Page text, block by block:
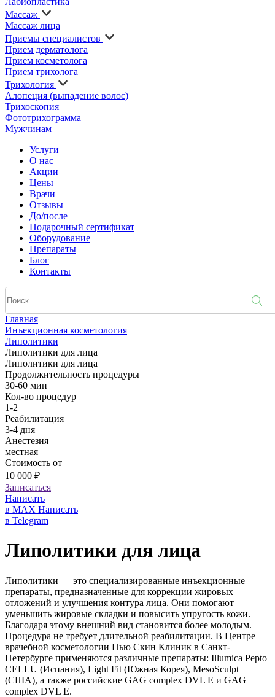
Массаж
Массаж лица
Приемы специалистов
Прием дерматолога
Прием косметолога
Прием трихолога
Трихология
Алопеция (выпадение волос)
Трихоскопия
Фототрихограмма
Мужчинам
Услуги
О нас
Акции
Цены
Врачи
Отзывы
До/после
Подарочный сертификат
Оборудование
Препараты
Блог
Контакты
Главная
Инъекционная косметология
Липолитики
Липолитики для лица
Липолитики для лица
Продолжительность процедуры
30-60 мин
Кол-во процедур
1-2
Реабилитация
3-4 дня
Анестезия
местная
Стоимость от
10 000 ₽
Записаться
Написать
в MAX Написать
в Telegram
Липолитики для лица
Липолитики — это специализированные инъекционные
препараты, предназначенные для коррекции жировых
отложений и улучшения контура лица. Они помогают
уменьшить жировые складки и повысить упругость кожи.
Благодаря этому внешний вид становится более молодым.
Процедура не требует длительной реабилитации. В Центре
врачебной косметологии Нью Скин Клиник в Санкт-
Петербурге применяются различные препараты: Illumica Pepto
CELLU (Испания), Light Fit (Южная Корея), MesoSculpt
(США), а также российские GAG complex DVL E и GAG
complex DVL E.